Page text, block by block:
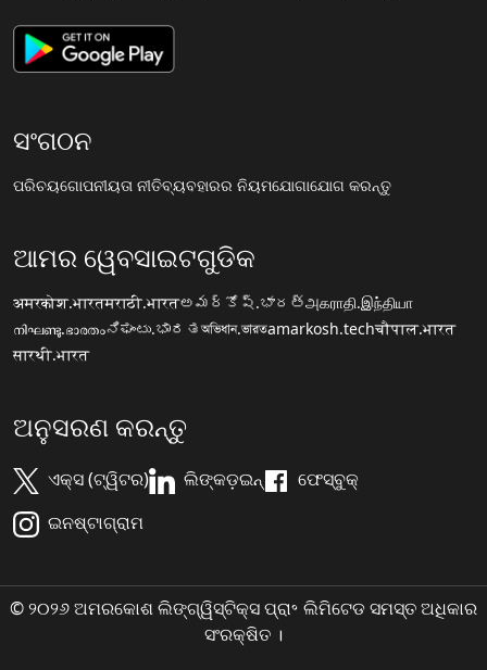
ସଂଗଠନ
ପରିଚୟଗୋପନୀୟତା ନୀତିବ୍ୟବହାରର ନିୟମଯୋଗାଯୋଗ କରନ୍ତୁ
ଆମର ୱେବସାଇଟଗୁଡିକ
अमरकोश.भारतमराठी.भारतఅమర్కోష్.భారత్அகராதி.இந்தியா
നിഘണ്ടു.ഭാരതംನಿಘಂಟು.ಭಾರತঅভিধান.ভারতamarkosh.techचौपाल.भारत
सारथी.भारत
ଅନୁସରଣ କରନ୍ତୁ
ଏକ୍ସ (ଟ୍ୱିଟର) ଲିଙ୍କଡ଼ଇନ୍
ଫେସ୍ବୁକ୍
ଇନଷ୍ଟାଗ୍ରାମ
© ୨୦୨୬ ଅମରକୋଶ ଲିଙ୍ଗ୍ୱିସ୍ଟିକ୍ସ ପ୍ରା॰ ଲିମିଟେଡ ସମସ୍ତ ଅଧିକାର
ସଂରକ୍ଷିତ ।